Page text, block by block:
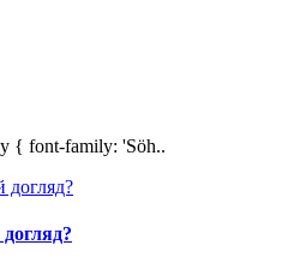
{ font-family: 'Söh..